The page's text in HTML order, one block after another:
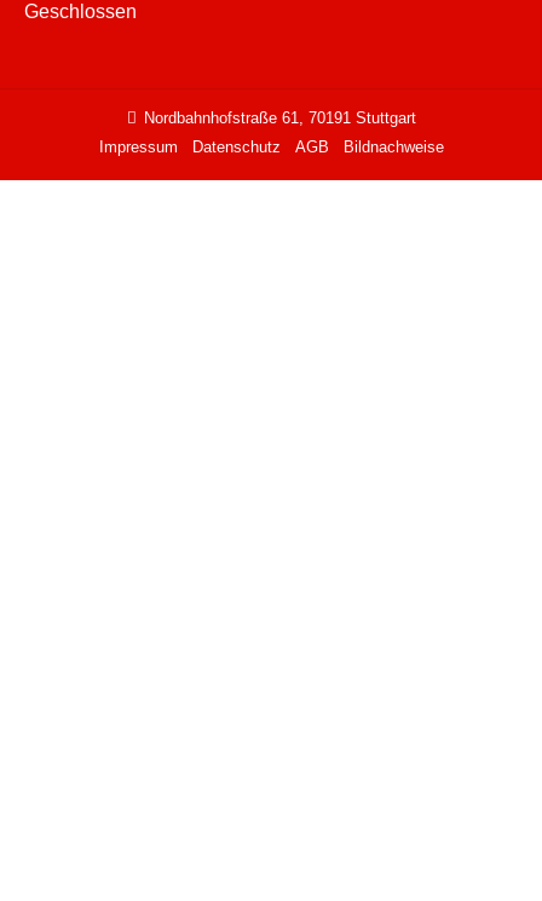
Geschlossen
Nordbahnhofstraße 61, 70191 Stuttgart
Impressum
Datenschutz AGB Bildnachweise